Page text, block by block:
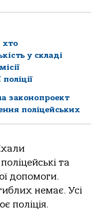
хто
у складі
законопроект
поліцейських
та
допомоги.
немає. Усі
поліція.